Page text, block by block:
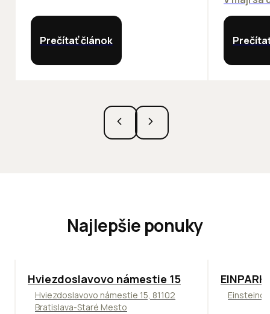
Prečítať článok
Najlepšie ponuky
ODPORÚČAME
Hviezdoslavovo námestie 15
Hviezdoslavovo námestie 15, 81102
Bratislava-Staré Mesto
TOP